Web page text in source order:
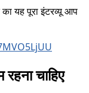
का यह पूरा इंटरव्यू आप
चाहिए